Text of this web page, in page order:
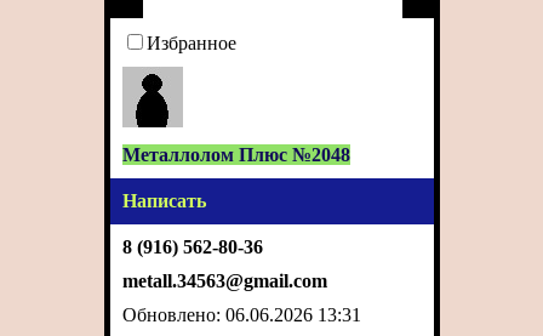
Избранное
Металлолом Плюс №2048
Написать
8 (916) 562-80-36
metall.34563@gmail.com
Обновлено: 06.06.2026 13:31